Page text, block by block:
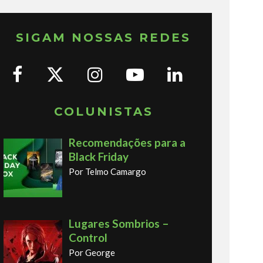
SIGAM NOSSAS REDES
COLUNISTAS
Recomendações para a
Black Friday
Por Telmo Camargo
Lugares Sombrios –
Control
Por George